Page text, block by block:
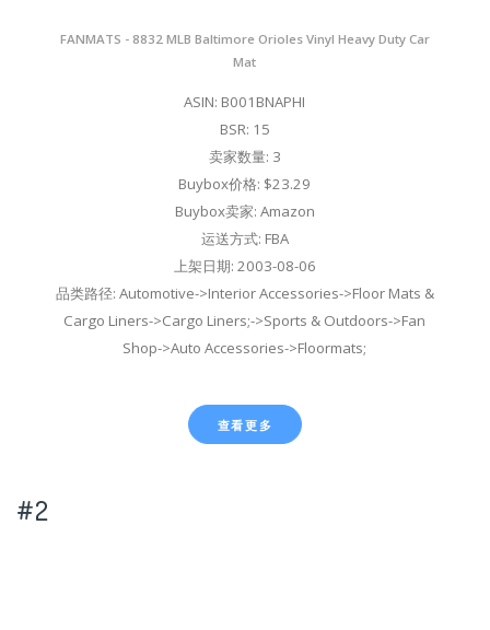
FANMATS - 8832 MLB Baltimore Orioles Vinyl Heavy Duty Car
Mat
ASIN: B001BNAPHI
BSR: 15
卖家数量: 3
Buybox价格: $23.29
Buybox卖家: Amazon
运送方式: FBA
上架日期: 2003-08-06
品类路径: Automotive->Interior Accessories->Floor Mats &
Cargo Liners->Cargo Liners;->Sports & Outdoors->Fan
Shop->Auto Accessories->Floormats;
查看更多
#2